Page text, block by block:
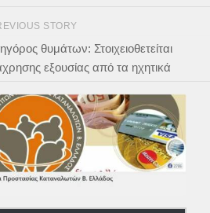
STORY
θυμάτων: Στοιχειοθετείται
εξουσίας από τα ηχητικά